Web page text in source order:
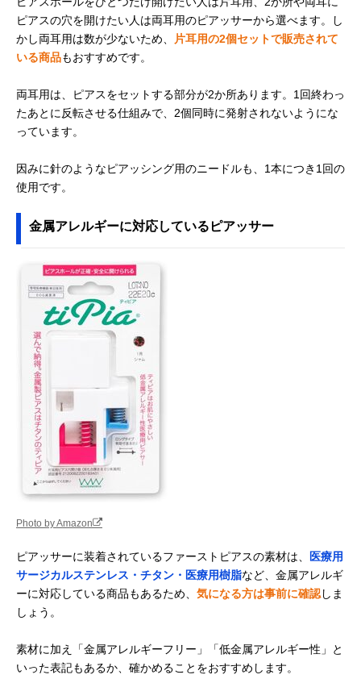
ピアスの穴を開けたい人は両耳用のピアッサーから選べます。し
かし両耳用は数が少ないため、
片耳用の2個セットで販売されて
いる商品もおすすめです。
両耳用は、ピアスをセットする部分が2か所あります。1回終わっ
たあとに反転させる仕組みで、2個同時に発射されないようにな
っています。
因みに針のようなピアッシング用のニードルも、1本につき1回の
使用です。
金属アレルギーに対応しているピアッサー
Photo by Amazon
ピアッサーに装着されているファーストピアスの素材は、
医療用
サージカルステンレス・チタン・医療用樹脂など、金属アレルギ
ーに対応している商品もあるため、 気になる方は事前に確認しま
しょう。
素材に加え「金属アレルギーフリー」「低金属アレルギー性」と
いった表記もあるか、確かめることをおすすめします。